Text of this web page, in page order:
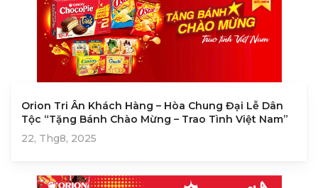
Orion Tri Ân Khách Hàng – Hòa Chung Đại Lễ Dân
Tộc “Tặng Bánh Chào Mừng – Trao Tình Việt Nam”
22, Thg8, 2025